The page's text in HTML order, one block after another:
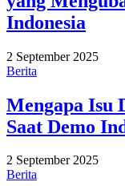
Indonesia
2 September 2025
Berita
Mengapa
Saat Demo
2 September 2025
Berita